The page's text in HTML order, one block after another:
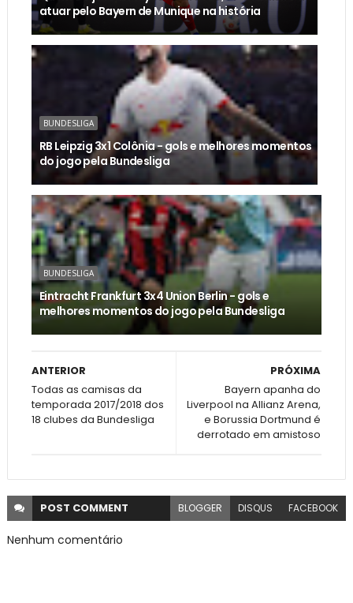
atuar pelo Bayern de Munique na história
BUNDESLIGA
RB Leipzig 3x1 Colônia - gols e melhores momentos
do jogo pela Bundesliga
BUNDESLIGA
Eintracht Frankfurt 3x4 Union Berlin - gols e
melhores momentos do jogo pela Bundesliga
PRÓXIMA
Bayern apanha do
Liverpool na Allianz Arena,
e Borussia Dortmund é
derrotado em amistoso
ANTERIOR
Todas as camisas da
temporada 2017/2018 dos
18 clubes da Bundesliga
POST COMMENT BLOGGER DISQUS FACEBOOK
Nenhum comentário